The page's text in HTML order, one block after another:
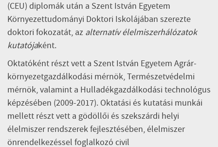
(CEU) diplomák után a Szent István Egyetem
Környezettudományi Doktori Iskolájában szerezte
doktori fokozatát, az alternatív élelmiszerhálózatok
kutatójaként.
Oktatóként részt vett a Szent István Egyetem Agrár-
környezetgazdálkodási mérnök, Természetvédelmi
mérnök, valamint a Hulladékgazdálkodási technológus
képzésében (2009-2017). Oktatási és kutatási munkái
mellett részt vett a gödöllői és szekszárdi helyi
élelmiszer rendszerek fejlesztésében, élelmiszer
önrendelkezéssel foglalkozó civil